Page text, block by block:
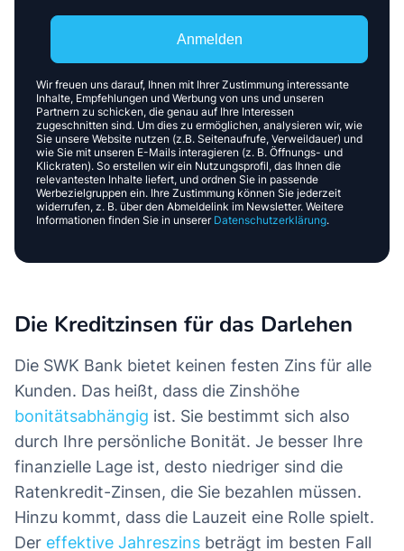
Anmelden
Wir freuen uns darauf, Ihnen mit Ihrer Zustimmung interessante
Inhalte, Empfehlungen und Werbung von uns und unseren
Partnern zu schicken, die genau auf Ihre Interessen
zugeschnitten sind. Um dies zu ermöglichen, analysieren wir, wie
Sie unsere Website nutzen (z.B. Seitenaufrufe, Verweildauer) und
wie Sie mit unseren E-Mails interagieren (z. B. Öffnungs- und
Klickraten). So erstellen wir ein Nutzungsprofil, das Ihnen die
relevantesten Inhalte liefert, und ordnen Sie in passende
Werbezielgruppen ein. Ihre Zustimmung können Sie jederzeit
widerrufen, z. B. über den Abmeldelink im Newsletter. Weitere
Informationen finden Sie in unserer Datenschutzerklärung.
Die Kreditzinsen für das Darlehen
Die SWK Bank bietet keinen festen Zins für alle
Kunden. Das heißt, dass die Zinshöhe
bonitätsabhängig ist. Sie bestimmt sich also
durch Ihre persönliche Bonität. Je besser Ihre
finanzielle Lage ist, desto niedriger sind die
Ratenkredit-Zinsen, die Sie bezahlen müssen.
Hinzu kommt, dass die Lauzeit eine Rolle spielt.
Der effektive Jahreszins beträgt im besten Fall